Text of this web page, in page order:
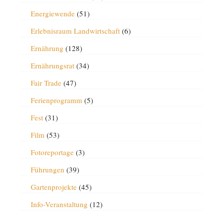
Energiewende(51)
Erlebnisraum Landwirtschaft(6)
Ernährung (128)
Ernährungsrat(34)
Fair Trade(47)
Ferienprogramm(5)
Fest(31)
Film(53)
Fotoreportage(3)
Führungen (39)
Gartenprojekte(45)
Info-Veranstaltung (12)